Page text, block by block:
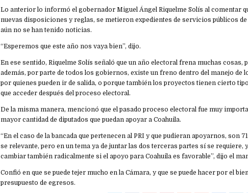
Lo anterior lo informó el gobernador Miguel Ángel Riquelme Solís al comentar
nuevas disposiciones y reglas, se metieron expedientes de servicios públicos
aún no se han tenido noticias.
“Esperemos que este año nos vaya bien”, dijo.
En ese sentido, Riquelme Solís señaló que un año electoral frena muchas cosas,
además, por parte de todos los gobiernos, existe un freno dentro del manejo de
por quienes pueden ir de salida, o porque también los proyectos tienen cierto
que acceder después del proceso electoral.
De la misma manera, mencionó que el pasado proceso electoral fue muy
mayor cantidad de diputados que puedan apoyar a Coahuila.
“En el caso de la bancada que pertenecen al PRI y que pudieran apoyarnos, son
se relevante, pero en un tema ya de juntar las dos terceras partes sí se requiere,
cambiar también radicalmente si el apoyo para Coahuila es favorable”, dijo el
Confió en que se puede tejer mucho en la Cámara, y que se puede hacer por el
presupuesto de egresos.